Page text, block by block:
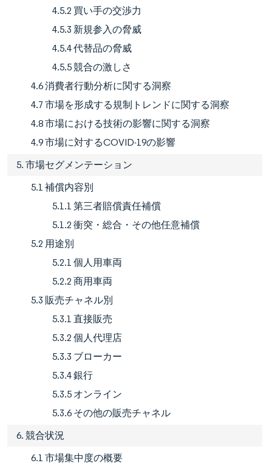
4.5.2 買い手の交渉力
4.5.3 新規参入の脅威
4.5.4 代替品の脅威
4.5.5 競合の激しさ
4.6 消費者行動分析に関する洞察
4.7 市場を形成する規制トレンドに関する洞察
4.8 市場における技術の影響に関する洞察
4.9 市場に対するCOVID-19の影響
5. 市場セグメンテーション
5.1 補償内容別
5.1.1 第三者賠償責任補償
5.1.2 衝突・総合・その他任意補償
5.2 用途別
5.2.1 個人用車両
5.2.2 商用車両
5.3 販売チャネル別
5.3.1 直接販売
5.3.2 個人代理店
5.3.3 ブローカー
5.3.4 銀行
5.3.5 オンライン
5.3.6 その他の販売チャネル
6. 競合状況
6.1 市場集中度の概要